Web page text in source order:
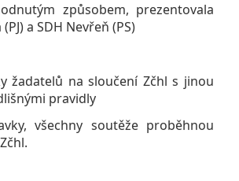
způsobem, prezentovala
a SDH Nevřeň (PS)
žadatelů na sloučení Zčhl s jinou
pravidly
všechny soutěže proběhnou